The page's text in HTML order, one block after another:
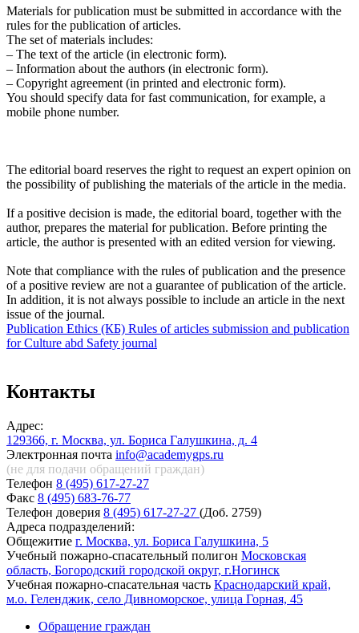
Materials for publication must be submitted in accordance with the
rules for the publication of articles.
The set of materials includes:
– The text of the article (in electronic form).
– Information about the authors (in electronic form).
– Copyright agreement (in printed and electronic form).
You should specify data for fast communication, for example, a
mobile phone number.
The editorial board reserves the right to request an expert opinion on
the possibility of publishing the materials of the article in the media.
If a positive decision is made, the editorial board, together with the
author, prepares the material for publication. Before printing the
article, the author is presented with an edited version for viewing.
Note that compliance with the rules of publication and the presence
of a positive review are not a guarantee of publication of the article.
In addition, it is not always possible to include an article in the next
issue of the journal.
Publication Ethics (КБ) Rules of articles submission and publication
for Culture abd Safety journal
Контакты
Адрес:
129366, г. Москва, ул. Бориса Галушкина, д. 4
Электронная почта info@academygps.ru
(не для подачи обращений граждан)
Телефон 8 (495) 617-27-27
Факс 8 (495) 683-76-77
Телефон доверия 8 (495) 617-27-27 (Доб. 2759)
Адреса подразделений:
Общежитие г. Москва, ул. Бориса Галушкина, 5
Учебный пожарно-спасательный полигон Московская
область, Богородский городской округ, г.Ногинск
Учебная пожарно-спасательная часть Краснодарский край,
м.о. Геленджик, село Дивноморское, улица Горная, 45
Обращение граждан